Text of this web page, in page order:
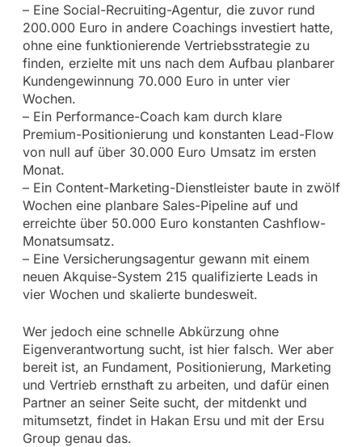
– Eine Social-Recruiting-Agentur, die zuvor rund
200.000 Euro in andere Coachings investiert hatte,
ohne eine funktionierende Vertriebsstrategie zu
finden, erzielte mit uns nach dem Aufbau planbarer
Kundengewinnung 70.000 Euro in unter vier
Wochen.
– Ein Performance-Coach kam durch klare
Premium-Positionierung und konstanten Lead-Flow
von null auf über 30.000 Euro Umsatz im ersten
Monat.
– Ein Content-Marketing-Dienstleister baute in zwölf
Wochen eine planbare Sales-Pipeline auf und
erreichte über 50.000 Euro konstanten Cashflow-
Monatsumsatz.
– Eine Versicherungsagentur gewann mit einem
neuen Akquise-System 215 qualifizierte Leads in
vier Wochen und skalierte bundesweit.
Wer jedoch eine schnelle Abkürzung ohne
Eigenverantwortung sucht, ist hier falsch. Wer aber
bereit ist, an Fundament, Positionierung, Marketing
und Vertrieb ernsthaft zu arbeiten, und dafür einen
Partner an seiner Seite sucht, der mitdenkt und
mitumsetzt, findet in Hakan Ersu und mit der Ersu
Group genau das.